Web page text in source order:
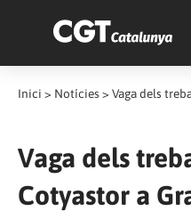
Inici > Notícies > Vaga dels
Vaga dels
Cotyastor a